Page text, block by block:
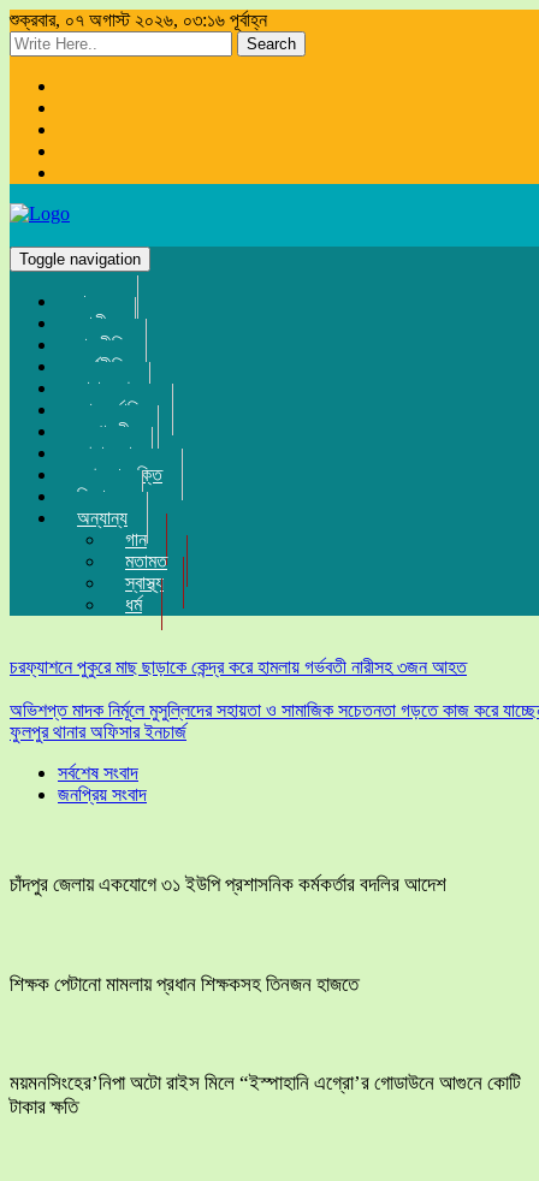
শুক্রবার, ০৭ অগাস্ট ২০২৬, ০৩:১৬ পূর্বাহ্ন
Search
Toggle navigation
প্রচ্ছদ
জাতীয়
রাজনীতি
অর্থনীতি
সারা দেশ
আন্তর্জাতিক
সম্পাদকীয়
খেলা-ধুলা
তথ্য-প্রযুক্তি
বিনোদন
অন্যান্য
গান
মতামত
স্বাস্থ্য
ধর্ম
চরফ্যাশনে পুকুরে মাছ ছাড়াকে কেন্দ্র করে হামলায় গর্ভবতী নারীসহ ৩জন আহত
অভিশপ্ত মাদক নির্মূলে মুসুল্লিদের সহায়তা ও সামাজিক সচেতনতা গড়তে কাজ করে
ফুলপুর থানার অফিসার ইনচার্জ
সর্বশেষ সংবাদ
জনপ্রিয় সংবাদ
চাঁদপুর জেলায় একযোগে ৩১ ইউপি প্রশাসনিক কর্মকর্তার বদলির আদেশ
শিক্ষক পেটানো মামলায় প্রধান শিক্ষকসহ তিনজন হাজতে
ময়মনসিংহের’নিপা অটো রাইস মিলে “ইস্পাহানি এগ্রো’র গোডাউনে আগুনে কোটি
টাকার ক্ষতি